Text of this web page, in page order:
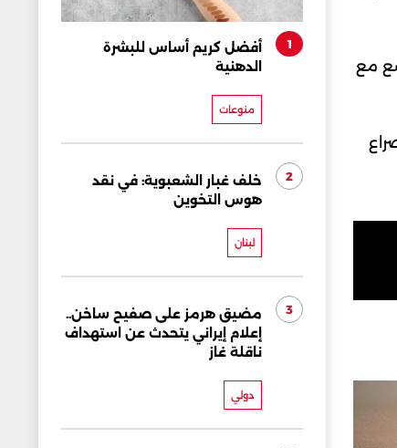
مع
1
أفضل كريم أساس للبشرة
الدهنية
منوعات
2
خلف غبار الشعبوية: في نقد
هوس التخوين
لبنان
3
مضيق هرمز على صفيح ساخن..
إعلام إيراني يتحدث عن استهداف
ناقلة غاز
دولي